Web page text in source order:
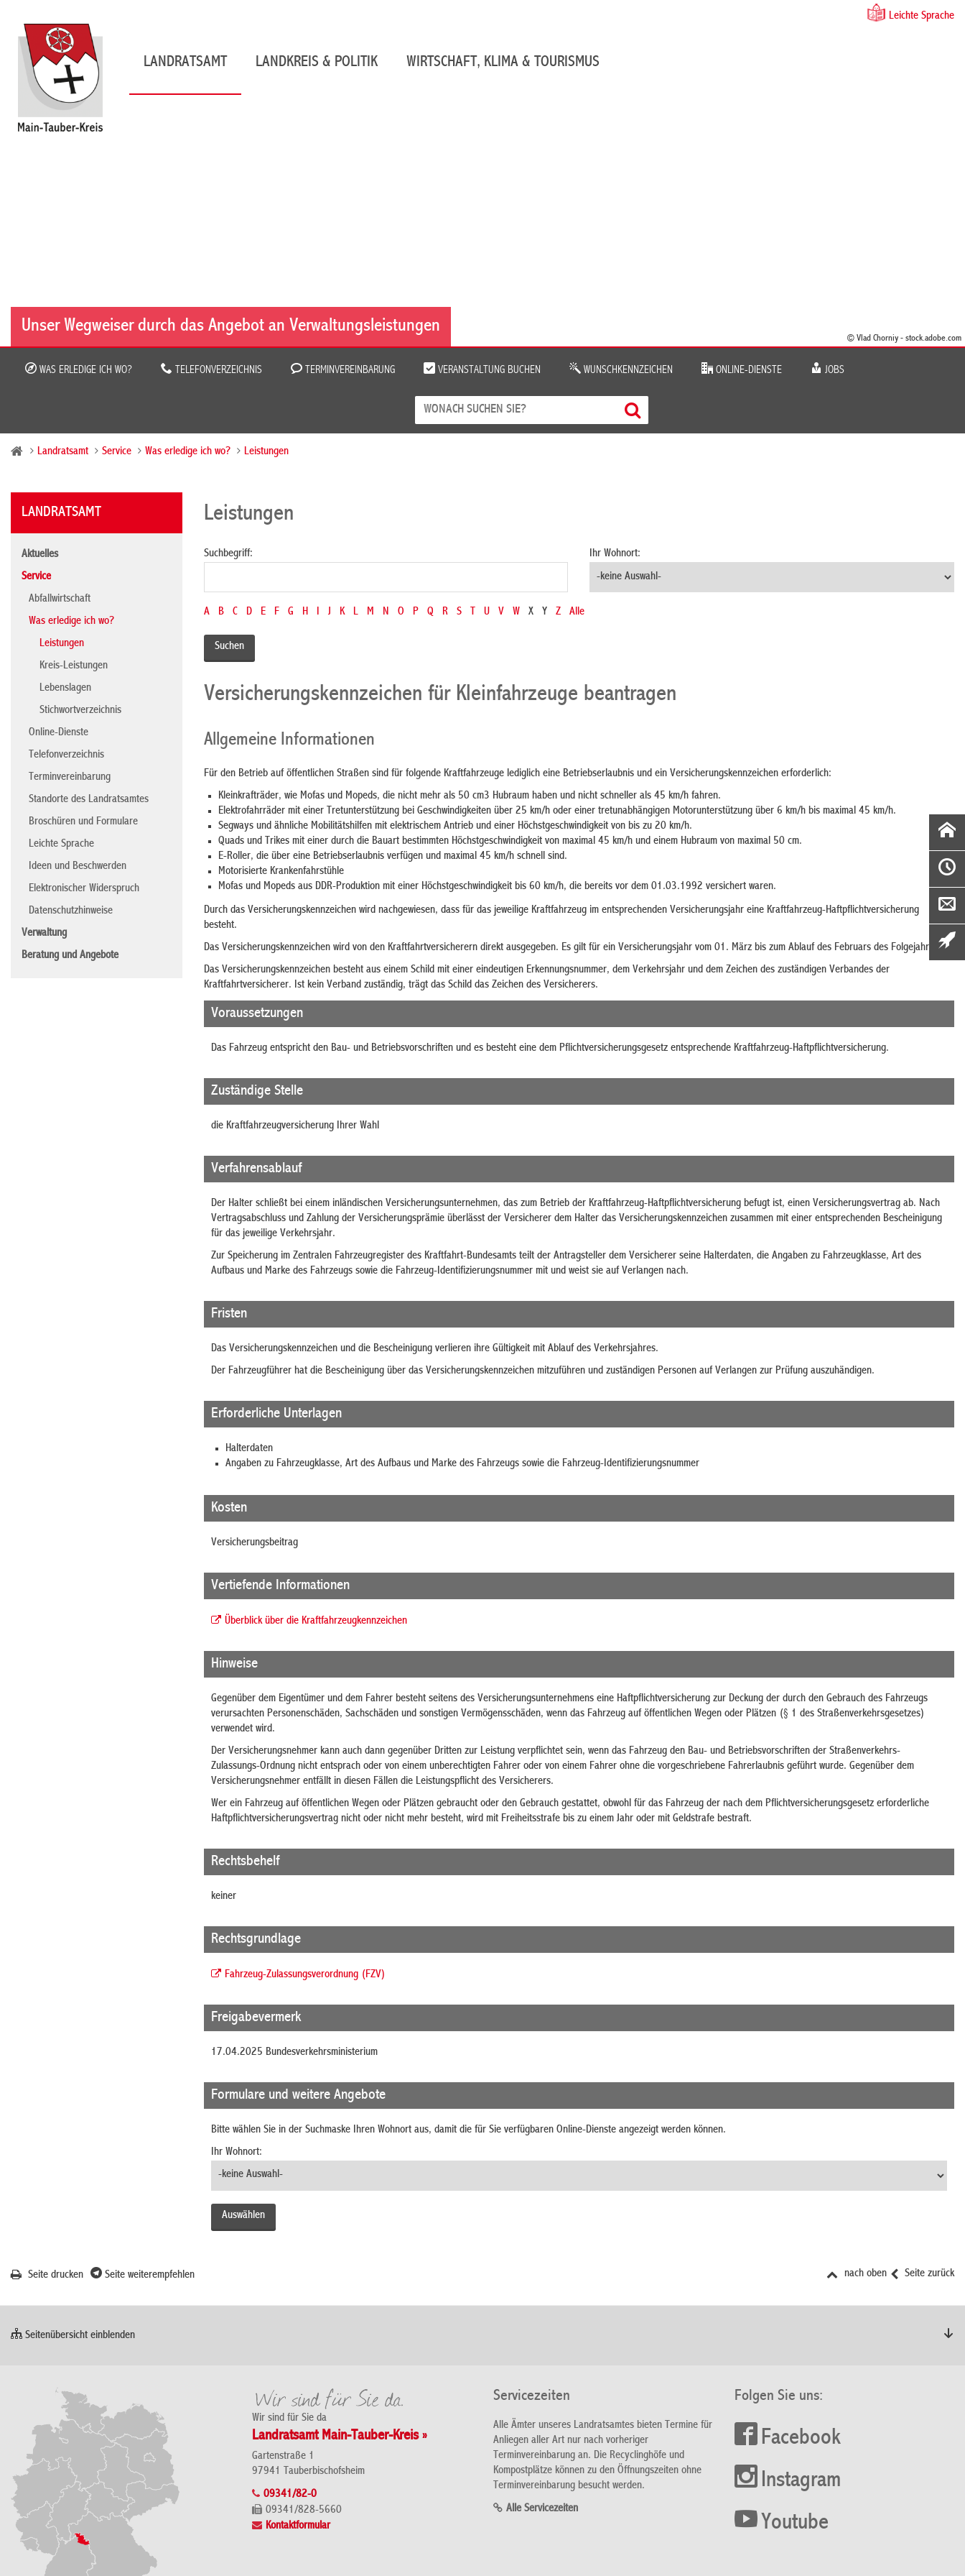
Leichte Sprache
LANDRATSAMT LANDKREIS & POLITIK WIRTSCHAFT, KLIMA & TOURISMUS
Unser Wegweiser durch das Angebot an Verwaltungsleistungen
© Vlad Chorniy - stock.adobe.com
WAS ERLEDIGE ICH WO? TELEFONVERZEICHNIS TERMINVEREINBARUNG VERANSTALTUNG BUCHEN WUNSCHKENNZEICHEN ONLINE-DIENSTE JOBS
Landratsamt Service Was erledige ich wo? Leistungen
LANDRATSAMT
Aktuelles
Service
Abfallwirtschaft
Was erledige ich wo?
Leistungen
Kreis-Leistungen
Lebenslagen
Stichwortverzeichnis
Online-Dienste
Telefonverzeichnis
Terminvereinbarung
Standorte des Landratsamtes
Broschüren und Formulare
Leichte Sprache
Ideen und Beschwerden
Elektronischer Widerspruch
Datenschutzhinweise
Verwaltung
Beratung und Angebote
Leistungen
Suchbegriff: Ihr Wohnort:
A B C D E F G H I J K L M N O P Q R S T U V W X Y Z Alle
Versicherungskennzeichen für Kleinfahrzeuge beantragen
Allgemeine Informationen
Für den Betrieb auf öffentlichen Straßen sind für folgende Kraftfahrzeuge lediglich eine Betriebserlaubnis und ein Versicherungskennzeichen erforderlich:
Kleinkrafträder, wie Mofas und Mopeds, die nicht mehr als 50 cm3 Hubraum haben und nicht schneller als 45 km/h fahren.
Elektrofahrräder mit einer Tretunterstützung bei Geschwindigkeiten über 25 km/h oder einer tretunabhängigen Motorunterstützung über 6 km/h bis maximal 45 km/h.
Segways und ähnliche Mobilitätshilfen mit elektrischem Antrieb und einer Höchstgeschwindigkeit von bis zu 20 km/h.
Quads und Trikes mit einer durch die Bauart bestimmten Höchstgeschwindigkeit von maximal 45 km/h und einem Hubraum von maximal 50 cm.
E-Roller, die über eine Betriebserlaubnis verfügen und maximal 45 km/h schnell sind.
Motorisierte Krankenfahrstühle
Mofas und Mopeds aus DDR-Produktion mit einer Höchstgeschwindigkeit bis 60 km/h, die bereits vor dem 01.03.1992 versichert waren.
Durch das Versicherungskennzeichen wird nachgewiesen, dass für das jeweilige Kraftfahrzeug im entsprechenden Versicherungsjahr eine Kraftfahrzeug-Haftpflichtversicherung
besteht.
Das Versicherungskennzeichen wird von den Kraftfahrtversicherern direkt ausgegeben. Es gilt für ein Versicherungsjahr vom 01. März bis zum Ablauf des Februars des Folgejahrs.
Das Versicherungskennzeichen besteht aus einem Schild mit einer eindeutigen Erkennungsnummer, dem Verkehrsjahr und dem Zeichen des zuständigen Verbandes der
Kraftfahrtversicherer. Ist kein Verband zuständig, trägt das Schild das Zeichen des Versicherers.
Voraussetzungen
Das Fahrzeug entspricht den Bau- und Betriebsvorschriften und es besteht eine dem Pflichtversicherungsgesetz entsprechende Kraftfahrzeug-Haftpflichtversicherung.
Zuständige Stelle
die Kraftfahrzeugversicherung Ihrer Wahl
Verfahrensablauf
Der Halter schließt bei einem inländischen Versicherungsunternehmen, das zum Betrieb der Kraftfahrzeug-Haftpflichtversicherung befugt ist, einen Versicherungsvertrag ab. Nach
Vertragsabschluss und Zahlung der Versicherungsprämie überlässt der Versicherer dem Halter das Versicherungskennzeichen zusammen mit einer entsprechenden Bescheinigung
für das jeweilige Verkehrsjahr.
Zur Speicherung im Zentralen Fahrzeugregister des Kraftfahrt-Bundesamts teilt der Antragsteller dem Versicherer seine Halterdaten, die Angaben zu Fahrzeugklasse, Art des
Aufbaus und Marke des Fahrzeugs sowie die Fahrzeug-Identifizierungsnummer mit und weist sie auf Verlangen nach.
Fristen
Das Versicherungskennzeichen und die Bescheinigung verlieren ihre Gültigkeit mit Ablauf des Verkehrsjahres.
Der Fahrzeugführer hat die Bescheinigung über das Versicherungskennzeichen mitzuführen und zuständigen Personen auf Verlangen zur Prüfung auszuhändigen.
Erforderliche Unterlagen
Halterdaten
Angaben zu Fahrzeugklasse, Art des Aufbaus und Marke des Fahrzeugs sowie die Fahrzeug-Identifizierungsnummer
Kosten
Versicherungsbeitrag
Vertiefende Informationen
Überblick über die Kraftfahrzeugkennzeichen
Hinweise
Gegenüber dem Eigentümer und dem Fahrer besteht seitens des Versicherungsunternehmens eine Haftpflichtversicherung zur Deckung der durch den Gebrauch des Fahrzeugs
verursachten Personenschäden, Sachschäden und sonstigen Vermögensschäden, wenn das Fahrzeug auf öffentlichen Wegen oder Plätzen (§ 1 des Straßenverkehrsgesetzes)
verwendet wird.
Der Versicherungsnehmer kann auch dann gegenüber Dritten zur Leistung verpflichtet sein, wenn das Fahrzeug den Bau- und Betriebsvorschriften der Straßenverkehrs-
Zulassungs-Ordnung nicht entsprach oder von einem unberechtigten Fahrer oder von einem Fahrer ohne die vorgeschriebene Fahrerlaubnis geführt wurde. Gegenüber dem
Versicherungsnehmer entfällt in diesen Fällen die Leistungspflicht des Versicherers.
Wer ein Fahrzeug auf öffentlichen Wegen oder Plätzen gebraucht oder den Gebrauch gestattet, obwohl für das Fahrzeug der nach dem Pflichtversicherungsgesetz erforderliche
Haftpflichtversicherungsvertrag nicht oder nicht mehr besteht, wird mit Freiheitsstrafe bis zu einem Jahr oder mit Geldstrafe bestraft.
Rechtsbehelf
keiner
Rechtsgrundlage
Fahrzeug-Zulassungsverordnung (FZV)
Freigabevermerk
17.04.2025 Bundesverkehrsministerium
Formulare und weitere Angebote
Bitte wählen Sie in der Suchmaske Ihren Wohnort aus, damit die für Sie verfügbaren Online-Dienste angezeigt werden können.
Ihr Wohnort:
Seite zurück
nach oben
Seite drucken Seite weiterempfehlen
Seitenübersicht einblenden
Wir sind für Sie da
Landratsamt Main-Tauber-Kreis »
Gartenstraße 1
97941 Tauberbischofsheim
09341/82-0
09341/828-5660
Kontaktformular
Servicezeiten
Alle Ämter unseres Landratsamtes bieten Termine für
Anliegen aller Art nur nach vorheriger
Terminvereinbarung an. Die Recyclinghöfe und
Kompostplätze können zu den Öffnungszeiten ohne
Terminvereinbarung besucht werden.
Alle Servicezeiten
Folgen Sie uns:
Facebook
Instagram
Youtube